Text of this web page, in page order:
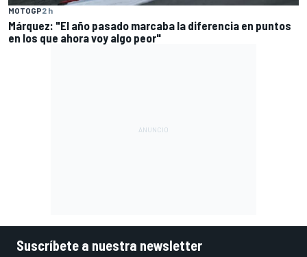
MOTOGP2 h
Márquez: "El año pasado marcaba la diferencia en puntos
en los que ahora voy algo peor"
Suscríbete a nuestra newsletter